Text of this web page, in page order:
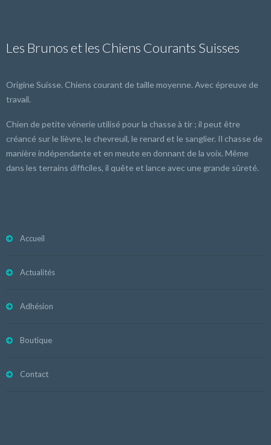
Les Brunos et les Chiens Courants Suisses
Origine Suisse. Chiens courant de taille moyenne. Avec épreuve de
travail.
Chien de petite vénerie utilisé pour la chasse à tir ; il peut être
créancé sur le lièvre, le chevreuil, le renard et le sanglier. Il chasse de
manière indépendante et en meute en donnant de la voix. Même
dans les terrains difficiles, il quête et lance avec une grande sûreté.
Accueil
Actualités
Adhésion
Boutique
Contact